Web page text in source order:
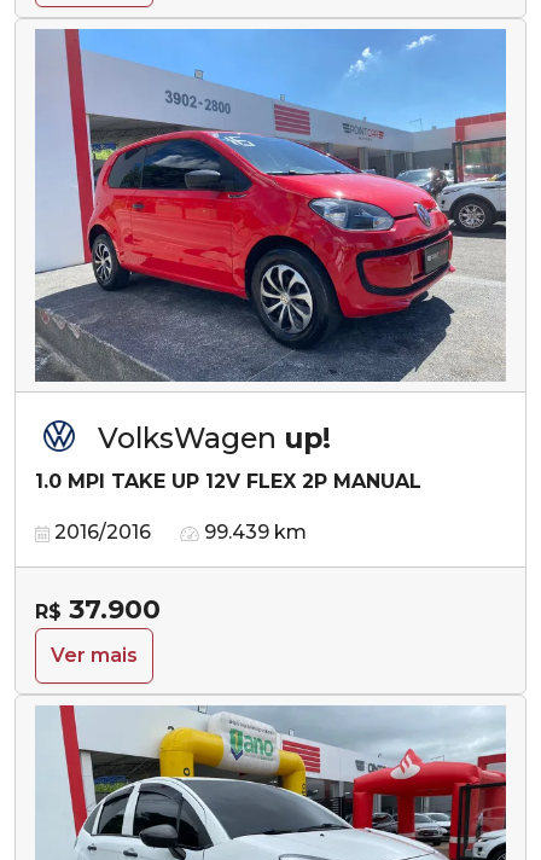
VolksWagen up!
1.0 MPI TAKE UP 12V FLEX 2P MANUAL
2016/2016 99.439 km
R$ 37.900
Ver mais